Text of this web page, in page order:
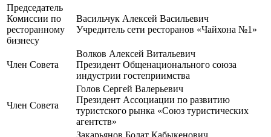
Председатель
Комиссии по
ресторанному
бизнесу
Васильчук Алексей Васильевич
Учредитель сети ресторанов «Чайхона №1»
Член Совета
Волков Алексей Витальевич
Президент Общенационального союза
индустрии гостеприимства
Член Совета
Голов Сергей Валерьевич
Президент Ассоциации по развитию
туристского рынка «Союз туристических
агентств»
Закарьянов Болат Кабыкенович